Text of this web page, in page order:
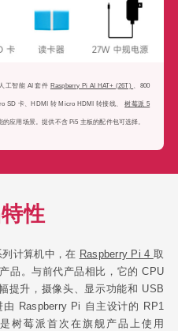
工智能 AI 套件 Raspberry Pi AI HAT+ (26T) 、800
SD 卡、HDMI 转 Micro HDMI 转接线、树莓派 5
应用场景。提供不含 Pi5 主板的配件包可选择。
性
计算机中，在 Raspberry Pi 4 取
品。与前代产品相比，它的 CPU
提升，摄像头、显示功能和 USB
Raspberry Pi 自主设计的 RP1
树莓派首次在旗舰产品上使用